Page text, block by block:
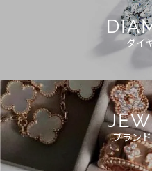
ダイ
ブラン